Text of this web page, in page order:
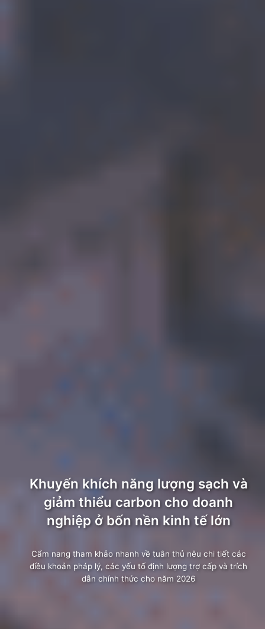
Khuyến khích năng lượng sạch và
giảm thiểu carbon cho doanh
nghiệp ở bốn nền kinh tế lớn
Cẩm nang tham khảo nhanh về tuân thủ nêu chi tiết các
điều khoản pháp lý, các yếu tố định lượng trợ cấp và trích
dẫn chính thức cho năm 2026